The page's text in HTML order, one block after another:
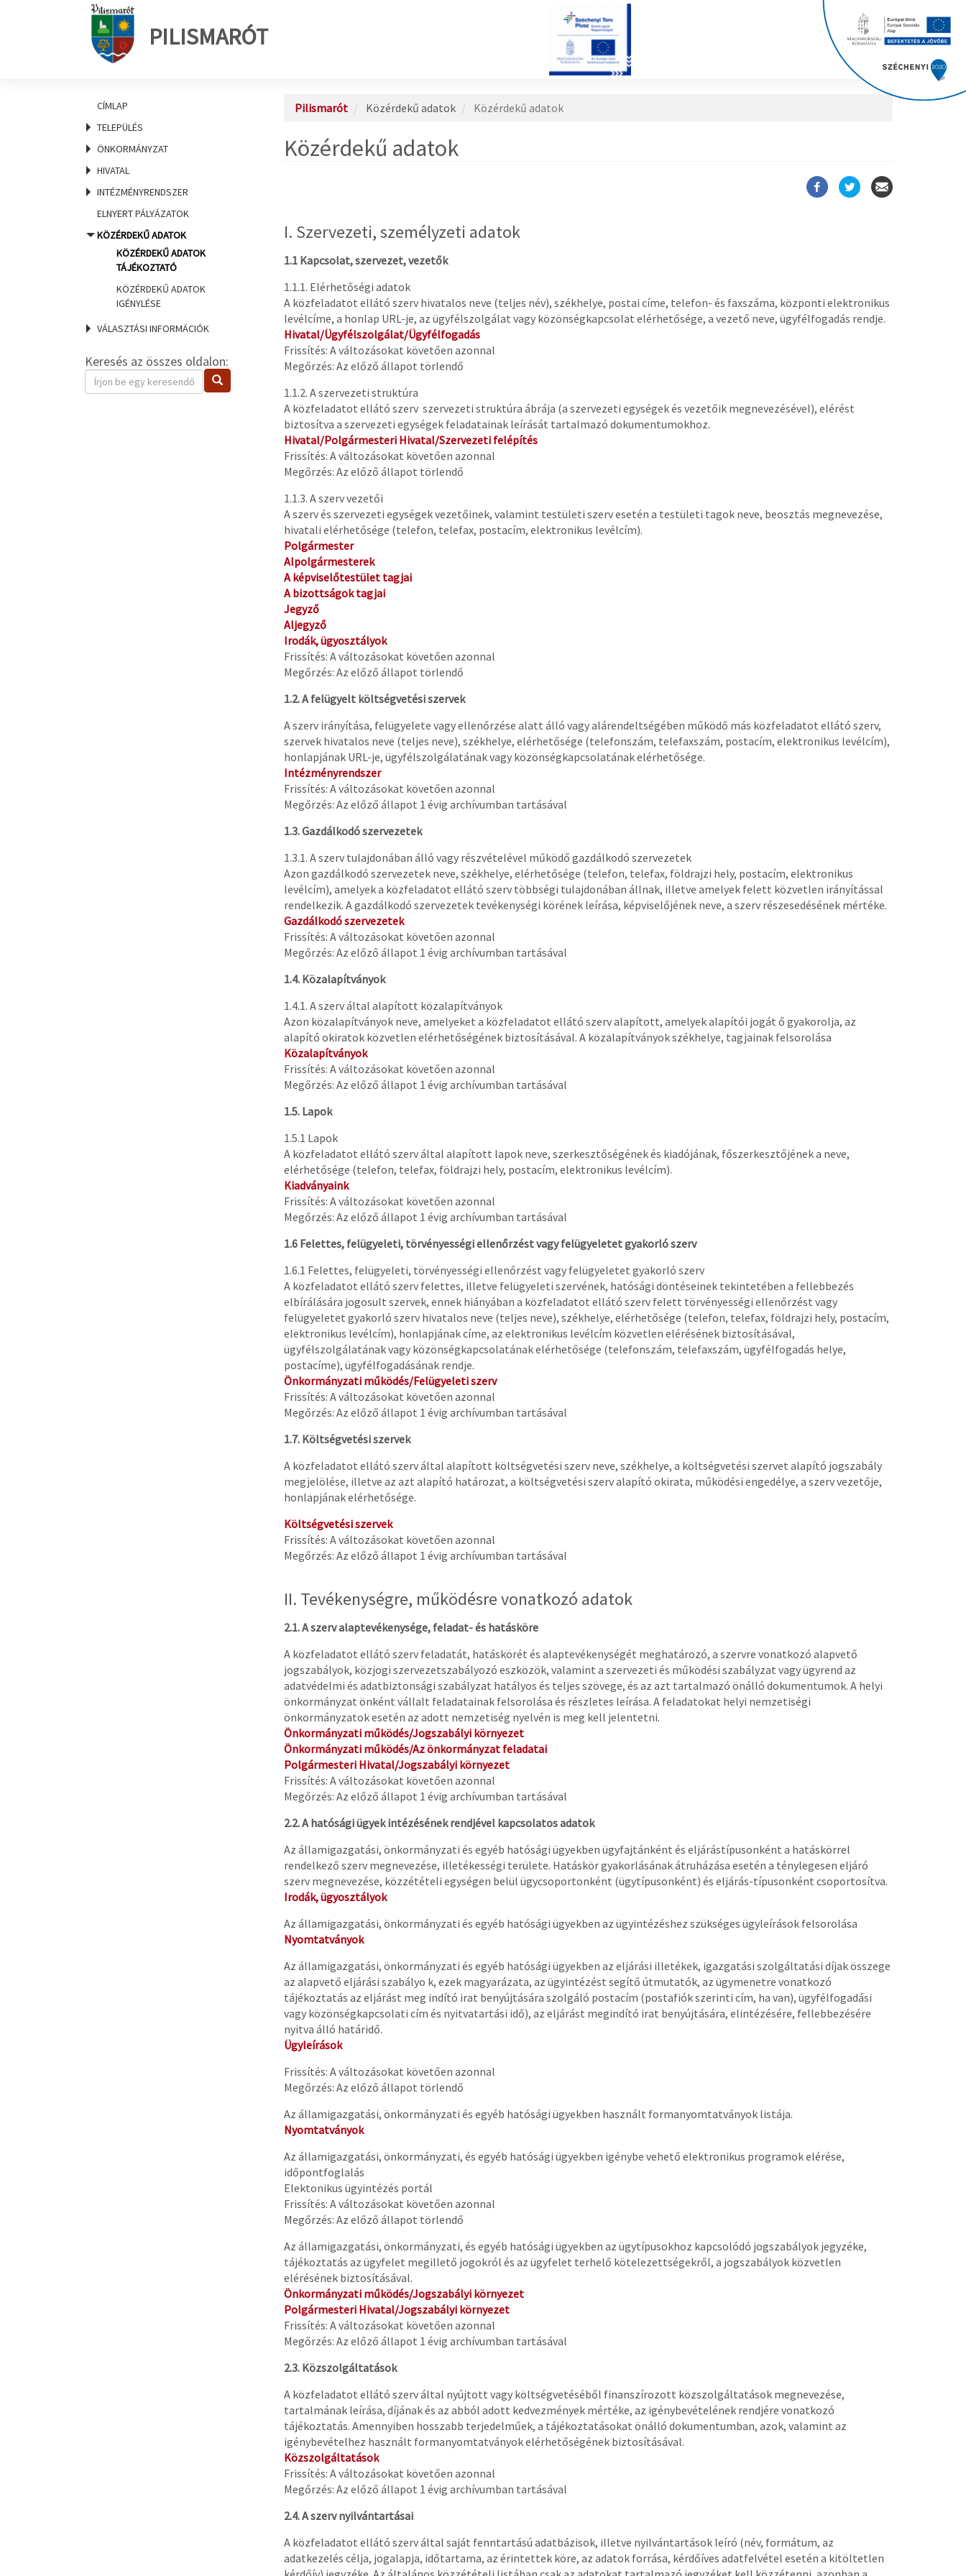
PILISMARÓT
CÍMLAP
TELEPÜLÉS
ÖNKORMÁNYZAT
HIVATAL
INTÉZMÉNYRENDSZER
ELNYERT PÁLYÁZATOK
KÖZÉRDEKŰ ADATOK
KÖZÉRDEKŰ ADATOK
TÁJÉKOZTATÓ
KÖZÉRDEKŰ ADATOK
IGÉNYLÉSE
VÁLASZTÁSI INFORMÁCIÓK
Keresés az összes oldalon:
Keresendő
kifejezés
Keresés
Pilismarót Közérdekű adatok Közérdekű adatok
Közérdekű adatok
I. Szervezeti, személyzeti adatok
1.1 Kapcsolat, szervezet, vezetők
1.1.1. Elérhetőségi adatok
A közfeladatot ellátó szerv hivatalos neve (teljes név), székhelye, postai címe, telefon- és faxszáma, központi elektronikus
levélcíme, a honlap URL-je, az ügyfélszolgálat vagy közönségkapcsolat elérhetősége, a vezető neve, ügyfélfogadás rendje.
Hivatal/Ügyfélszolgálat/Ügyfélfogadás
Frissítés: A változásokat követően azonnal
Megőrzés: Az előző állapot törlendő
1.1.2. A szervezeti struktúra
A közfeladatot ellátó szerv szervezeti struktúra ábrája (a szervezeti egységek és vezetőik megnevezésével), elérést
biztosítva a szervezeti egységek feladatainak leírását tartalmazó dokumentumokhoz.
Hivatal/Polgármesteri Hivatal/Szervezeti felépítés
Frissítés: A változásokat követően azonnal
Megőrzés: Az előző állapot törlendő
1.1.3. A szerv vezetői
A szerv és szervezeti egységek vezetőinek, valamint testületi szerv esetén a testületi tagok neve, beosztás megnevezése,
hivatali elérhetősége (telefon, telefax, postacím, elektronikus levélcím).
Polgármester
Alpolgármesterek
A képviselőtestület tagjai
A bizottságok tagjai
Jegyző
Aljegyző
Irodák, ügyosztályok
Frissítés: A változásokat követően azonnal
Megőrzés: Az előző állapot törlendő
1.2. A felügyelt költségvetési szervek
A szerv irányítása, felügyelete vagy ellenőrzése alatt álló vagy alárendeltségében működő más közfeladatot ellátó szerv,
szervek hivatalos neve (teljes neve), székhelye, elérhetősége (telefonszám, telefaxszám, postacím, elektronikus levélcím),
honlapjának URL-je, ügyfélszolgálatának vagy közönségkapcsolatának elérhetősége.
Intézményrendszer
Frissítés: A változásokat követően azonnal
Megőrzés: Az előző állapot 1 évig archívumban tartásával
1.3. Gazdálkodó szervezetek
1.3.1. A szerv tulajdonában álló vagy részvételével működő gazdálkodó szervezetek
Azon gazdálkodó szervezetek neve, székhelye, elérhetősége (telefon, telefax, földrajzi hely, postacím, elektronikus
levélcím), amelyek a közfeladatot ellátó szerv többségi tulajdonában állnak, illetve amelyek felett közvetlen irányítással
rendelkezik. A gazdálkodó szervezetek tevékenységi körének leírása, képviselőjének neve, a szerv részesedésének mértéke.
Gazdálkodó szervezetek
Frissítés: A változásokat követően azonnal
Megőrzés: Az előző állapot 1 évig archívumban tartásával
1.4. Közalapítványok
1.4.1. A szerv által alapított közalapítványok
Azon közalapítványok neve, amelyeket a közfeladatot ellátó szerv alapított, amelyek alapítói jogát ő gyakorolja, az
alapító okiratok közvetlen elérhetőségének biztosításával. A közalapítványok székhelye, tagjainak felsorolása
Közalapítványok
Frissítés: A változásokat követően azonnal
Megőrzés: Az előző állapot 1 évig archívumban tartásával
1.5. Lapok
1.5.1 Lapok
A közfeladatot ellátó szerv által alapított lapok neve, szerkesztőségének és kiadójának, főszerkesztőjének a neve,
elérhetősége (telefon, telefax, földrajzi hely, postacím, elektronikus levélcím).
Kiadványaink
Frissítés: A változásokat követően azonnal
Megőrzés: Az előző állapot 1 évig archívumban tartásával
1.6 Felettes, felügyeleti, törvényességi ellenőrzést vagy felügyeletet gyakorló szerv
1.6.1 Felettes, felügyeleti, törvényességi ellenőrzést vagy felügyeletet gyakorló szerv
A közfeladatot ellátó szerv felettes, illetve felügyeleti szervének, hatósági döntéseinek tekintetében a fellebbezés
elbírálására jogosult szervek, ennek hiányában a közfeladatot ellátó szerv felett törvényességi ellenőrzést vagy
felügyeletet gyakorló szerv hivatalos neve (teljes neve), székhelye, elérhetősége (telefon, telefax, földrajzi hely, postacím,
elektronikus levélcím), honlapjának címe, az elektronikus levélcím közvetlen elérésének biztosításával,
ügyfélszolgálatának vagy közönségkapcsolatának elérhetősége (telefonszám, telefaxszám, ügyfélfogadás helye,
postacíme), ügyfélfogadásának rendje.
Önkormányzati működés/Felügyeleti szerv
Frissítés: A változásokat követően azonnal
Megőrzés: Az előző állapot 1 évig archívumban tartásával
1.7. Költségvetési szervek
A közfeladatot ellátó szerv által alapított költségvetési szerv neve, székhelye, a költségvetési szervet alapító jogszabály
megjelölése, illetve az azt alapító határozat, a költségvetési szerv alapító okirata, működési engedélye, a szerv vezetője,
honlapjának elérhetősége.
Költségvetési szervek
Frissítés: A változásokat követően azonnal
Megőrzés: Az előző állapot 1 évig archívumban tartásával
II. Tevékenységre, működésre vonatkozó adatok
2.1.A szerv alaptevékenysége, feladat- és hatásköre
A közfeladatot ellátó szerv feladatát, hatáskörét és alaptevékenységét meghatározó, a szervre vonatkozó alapvető
jogszabályok, közjogi szervezetszabályozó eszközök, valamint a szervezeti és működési szabályzat vagy ügyrend az
adatvédelmi és adatbiztonsági szabályzat hatályos és teljes szövege, és az azt tartalmazó önálló dokumentumok. A helyi
önkormányzat önként vállalt feladatainak felsorolása és részletes leírása. A feladatokat helyi nemzetiségi
önkormányzatok esetén az adott nemzetiség nyelvén is meg kell jelentetni.
Önkormányzati működés/Jogszabályi környezet
Önkormányzati működés/Az önkormányzat feladatai
Polgármesteri Hivatal/Jogszabályi környezet
Frissítés: A változásokat követően azonnal
Megőrzés: Az előző állapot 1 évig archívumban tartásával
2.2.A hatósági ügyek intézésének rendjével kapcsolatos adatok
Az államigazgatási, önkormányzati és egyéb hatósági ügyekben ügyfajtánként és eljárástípusonként a hatáskörrel
rendelkező szerv megnevezése, illetékességi területe. Hatáskör gyakorlásának átruházása esetén a ténylegesen eljáró
szerv megnevezése, közzétételi egységen belül ügycsoportonként (ügytípusonként) és eljárás-típusonként csoportosítva.
Irodák, ügyosztályok
Az államigazgatási, önkormányzati és egyéb hatósági ügyekben az ügyintézéshez szükséges ügyleírások felsorolása
Nyomtatványok
Az államigazgatási, önkormányzati és egyéb hatósági ügyekben az eljárási illetékek, igazgatási szolgáltatási díjak összege
az alapvető eljárási szabályo k, ezek magyarázata, az ügyintézést segítő útmutatók, az ügymenetre vonatkozó
tájékoztatás az eljárást meg indító irat benyújtására szolgáló postacím (postafiók szerinti cím, ha van), ügyfélfogadási
vagy közönségkapcsolati cím és nyitvatartási idő), az eljárást megindító irat benyújtására, elintézésére, fellebbezésére
nyitva álló határidő.
Ügyleírások
Frissítés: A változásokat követően azonnal
Megőrzés: Az előző állapot törlendő
Az államigazgatási, önkormányzati és egyéb hatósági ügyekben használt formanyomtatványok listája.
Nyomtatványok
Az államigazgatási, önkormányzati, és egyéb hatósági ügyekben igénybe vehető elektronikus programok elérése,
időpontfoglalás
Elektonikus ügyintézés portál
Frissítés: A változásokat követően azonnal
Megőrzés: Az előző állapot törlendő
Az államigazgatási, önkormányzati, és egyéb hatósági ügyekben az ügytípusokhoz kapcsolódó jogszabályok jegyzéke,
tájékoztatás az ügyfelet megillető jogokról és az ügyfelet terhelő kötelezettségekről, a jogszabályok közvetlen
elérésének biztosításával.
Önkormányzati működés/Jogszabályi környezet
Polgármesteri Hivatal/Jogszabályi környezet
Frissítés: A változásokat követően azonnal
Megőrzés: Az előző állapot 1 évig archívumban tartásával
2.3. Közszolgáltatások
A közfeladatot ellátó szerv által nyújtott vagy költségvetéséből finanszírozott közszolgáltatások megnevezése,
tartalmának leírása, díjának és az abból adott kedvezmények mértéke, az igénybevételének rendjére vonatkozó
tájékoztatás. Amennyiben hosszabb terjedelműek, a tájékoztatásokat önálló dokumentumban, azok, valamint az
igénybevételhez használt formanyomtatványok elérhetőségének biztosításával.
Közszolgáltatások
Frissítés: A változásokat követően azonnal
Megőrzés: Az előző állapot 1 évig archívumban tartásával
2.4. A szerv nyilvántartásai
A közfeladatot ellátó szerv által saját fenntartású adatbázisok, illetve nyilvántartások leíró (név, formátum, az
adatkezelés célja, jogalapja, időtartama, az érintettek köre, az adatok forrása, kérdőíves adatfelvétel esetén a kitöltetlen